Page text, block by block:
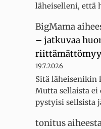
läheiselleni, että
BigMama
– jatkuvaa
19.7.2026
Sitä läheisenikin
Mutta sellaista
pystyisi sellsista
tonitus